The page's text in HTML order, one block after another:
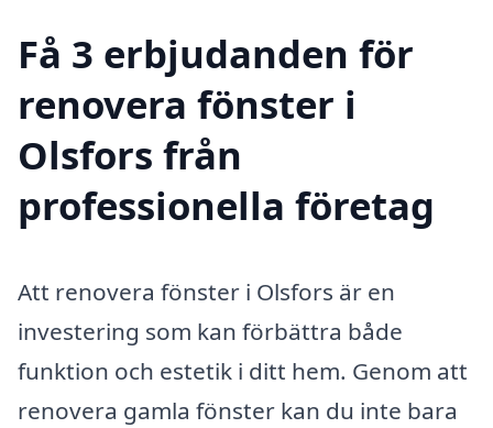
Få 3 erbjudanden för
renovera fönster i
Olsfors från
professionella företag
Att renovera fönster i Olsfors är en
investering som kan förbättra både
funktion och estetik i ditt hem. Genom att
renovera gamla fönster kan du inte bara